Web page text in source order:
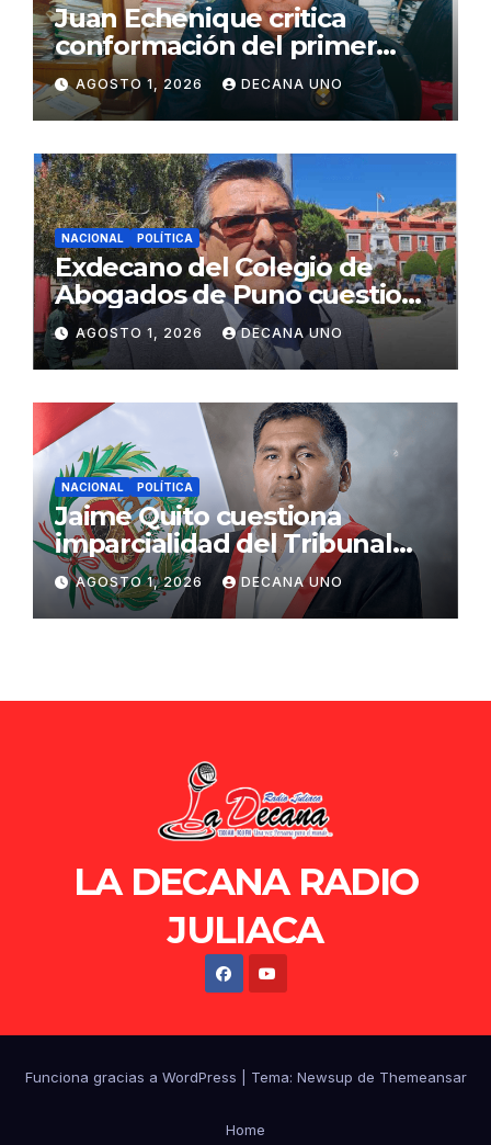
Juan Echenique critica
conformación del primer
gabinete ministerial de Keiko
Fujimori
AGOSTO 1, 2026 DECANA UNO
NACIONAL POLÍTICA
Exdecano del Colegio de
Abogados de Puno cuestiona
propuestas sobre seguridad
ciudadana
AGOSTO 1, 2026 DECANA UNO
NACIONAL POLÍTICA
Jaime Quito cuestiona
imparcialidad del Tribunal
Constitucional tras liberación
de Ollanta Humala
AGOSTO 1, 2026 DECANA UNO
LA DECANA RADIO
JULIACA
Funciona gracias a WordPress Tema: Newsup de Themeansar
Home